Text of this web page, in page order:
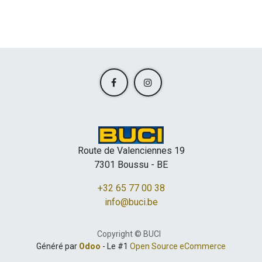
Route de Valenciennes 19
7301 Boussu - BE
+32 65 77 00 38
info@buci.be
Copyright © BUCI
Généré par Odoo - Le #1 Open Source eCommerce